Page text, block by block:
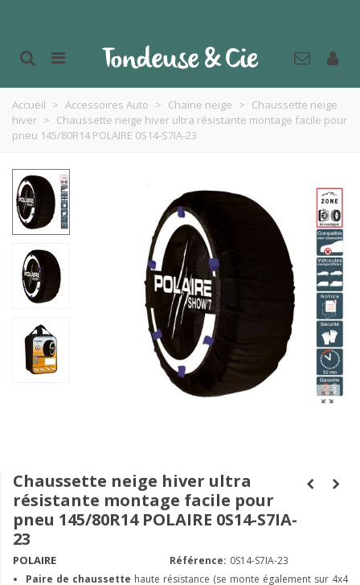
Accueil > Accessoires Auto > Chaine neige > Chaussette neige
hiver > Chaussette neige hiver ultra résistante montage facile pour
pneu 145/80R14 POLAIRE 0S14-S7IA-23
Chaussette neige hiver ultra
résistante montage facile pour
pneu 145/80R14 POLAIRE 0S14-S7IA-
23
POLAIRE Référence: 0S14-S7IA-23
Paire de chaussette haute résistance (se monte également sur 4x4